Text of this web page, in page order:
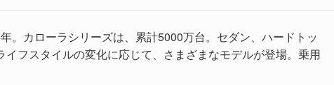
。カローラシリーズは、累計5000万台。セダン、ハードトッ
フスタイルの変化に応じて、さまざまなモデルが登場。乗用